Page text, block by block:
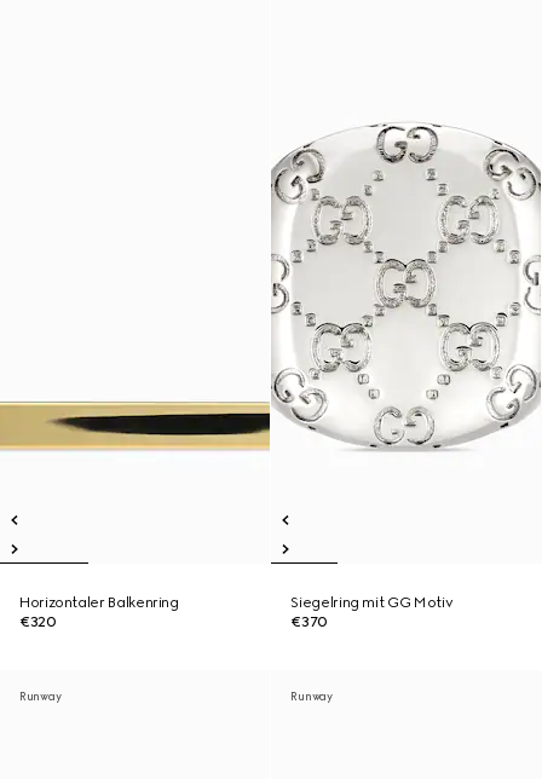
Horizontaler Balkenring
€320
Siegelring mit GG Motiv
€370
Runway Runway